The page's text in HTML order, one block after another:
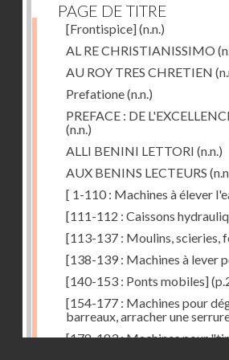
PAGE DE TITRE
[Frontispice](n.n.)
AL RE CHRISTIANISSIMO
AU ROY TRES CHRETIEN
Prefatione(n.n.)
PREFACE : DE
(n.n.)
ALLI BENINI LETTORI (n.n.)
AUX BENINS LECTEURS
[ 1-110 : Machines à élever
[111-112 : Caissons
[113-137 : Moulins, scieries,
[138-139 : Machines à lever
[140-153 : Ponts mobiles]
[154-177 : Machines pour
barreaux, arracher une
[178-183 : Machines pour